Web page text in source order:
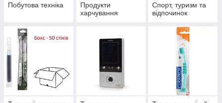
Побутова техніка
Продукти
харчування
Спорт, туризм та
відпочинок